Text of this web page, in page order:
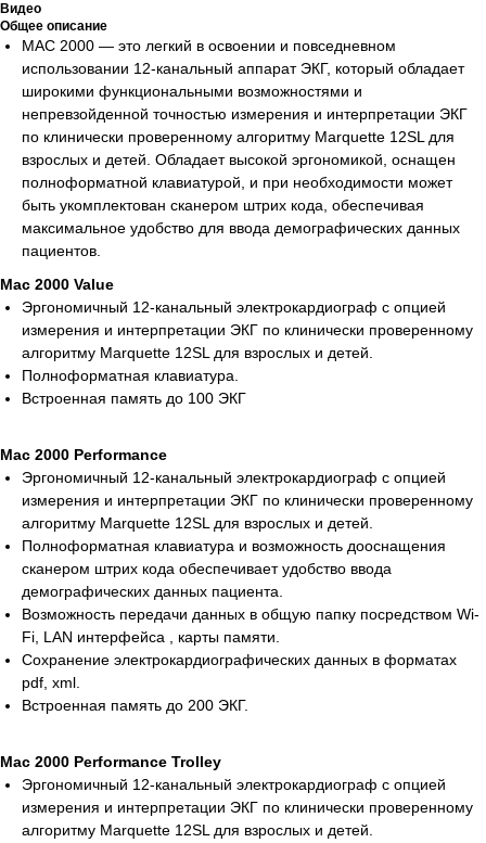
Видео
Общее описание
MAC 2000 — это легкий в освоении и повседневном
использовании 12-канальный аппарат ЭКГ, который обладает
широкими функциональными возможностями и
непревзойденной точностью измерения и интерпретации ЭКГ
по клинически проверенному алгоритму Marquette 12SL для
взрослых и детей. Обладает высокой эргономикой, оснащен
полноформатной клавиатурой, и при необходимости может
быть укомплектован сканером штрих кода, обеспечивая
максимальное удобство для ввода демографических данных
пациентов.
Mac 2000 Value
Эргономичный 12-канальный электрокардиограф c опцией
измерения и интерпретации ЭКГ по клинически проверенному
алгоритму Marquette 12SL для взрослых и детей.
Полноформатная клавиатура.
Встроенная память до 100 ЭКГ
Mac 2000 Performance
Эргономичный 12-канальный электрокардиограф c опцией
измерения и интерпретации ЭКГ по клинически проверенному
алгоритму Marquette 12SL для взрослых и детей.
Полноформатная клавиатура и возможность дооснащения
сканером штрих кода обеспечивает удобство ввода
демографических данных пациента.
Возможность передачи данных в общую папку посредством Wi-
Fi, LAN интерфейса , карты памяти.
Сохранение электрокардиографических данных в форматах
pdf, xml.
Встроенная память до 200 ЭКГ.
Mac 2000 Performance Trolley
Эргономичный 12-канальный электрокардиограф c опцией
измерения и интерпретации ЭКГ по клинически проверенному
алгоритму Marquette 12SL для взрослых и детей.